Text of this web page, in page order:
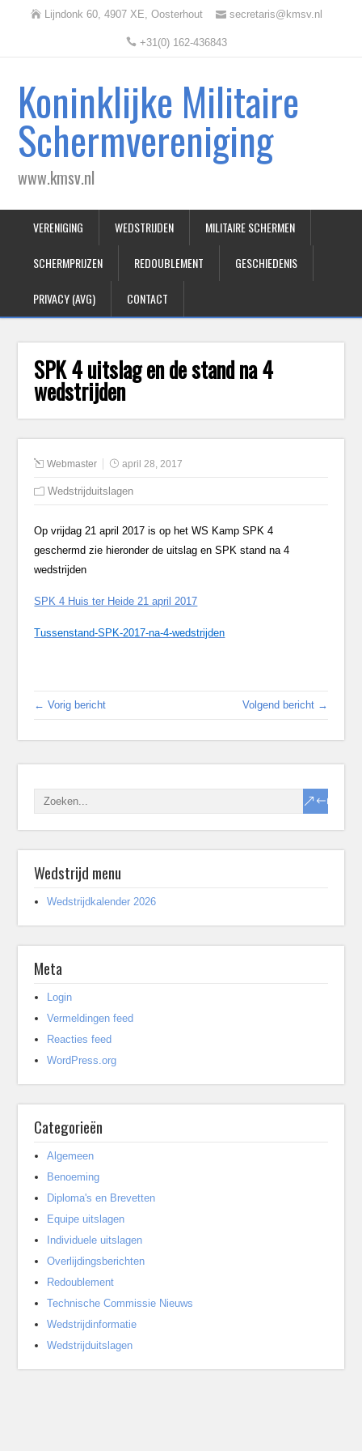
Lijndonk 60, 4907 XE, Oosterhout secretaris@kmsv.nl
+31(0) 162-436843
Koninklijke Militaire
Schermvereniging
www.kmsv.nl
VERENIGING WEDSTRIJDEN MILITAIRE SCHERMEN
SCHERMPRIJZEN REDOUBLEMENT GESCHIEDENIS
PRIVACY (AVG) CONTACT
SPK 4 uitslag en de stand na 4
wedstrijden
Webmaster april 28, 2017
Wedstrijduitslagen
Op vrijdag 21 april 2017 is op het WS Kamp SPK 4
geschermd zie hieronder de uitslag en SPK stand na 4
wedstrijden
SPK 4 Huis ter Heide 21 april 2017
Tussenstand-SPK-2017-na-4-wedstrijden
← Vorig bericht Volgend bericht →
Wedstrijd menu
Wedstrijdkalender 2026
Meta
Login
Vermeldingen feed
Reacties feed
WordPress.org
Categorieën
Algemeen
Benoeming
Diploma's en Brevetten
Equipe uitslagen
Individuele uitslagen
Overlijdingsberichten
Redoublement
Technische Commissie Nieuws
Wedstrijdinformatie
Wedstrijduitslagen